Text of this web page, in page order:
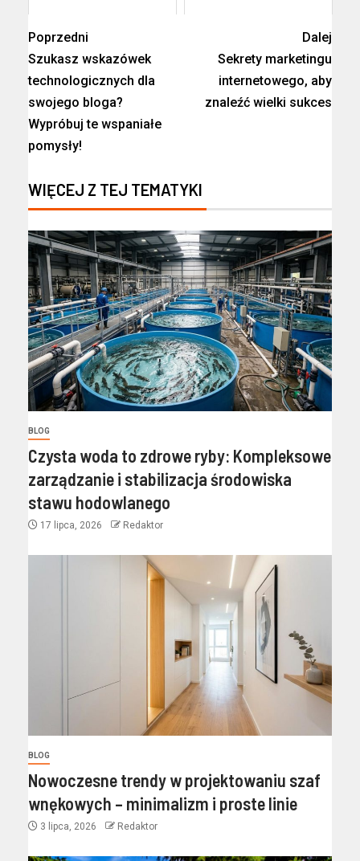
Poprzedni
Szukasz wskazówek
technologicznych dla
swojego bloga?
Wypróbuj te wspaniałe
pomysły!
Dalej
Sekrety marketingu
internetowego, aby
znaleźć wielki sukces
WIĘCEJ Z TEJ TEMATYKI
BLOG
Czysta woda to zdrowe ryby: Kompleksowe
zarządzanie i stabilizacja środowiska
stawu hodowlanego
17 lipca, 2026 Redaktor
BLOG
Nowoczesne trendy w projektowaniu szaf
wnękowych – minimalizm i proste linie
3 lipca, 2026 Redaktor